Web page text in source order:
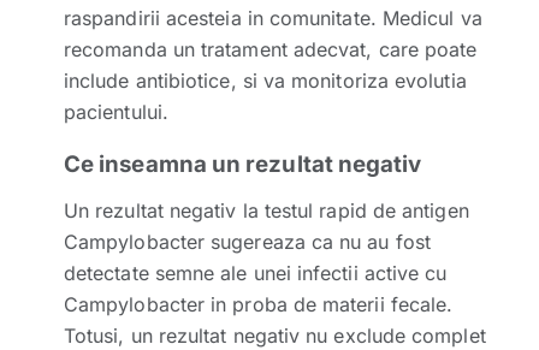
raspandirii acesteia in comunitate. Medicul va
recomanda un tratament adecvat, care poate
include antibiotice, si va monitoriza evolutia
pacientului.
Ce inseamna un rezultat negativ
Un rezultat negativ la testul rapid de antigen
Campylobacter sugereaza ca nu au fost
detectate semne ale unei infectii active cu
Campylobacter in proba de materii fecale.
Totusi, un rezultat negativ nu exclude complet